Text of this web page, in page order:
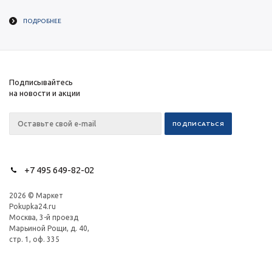
ПОДРОБНЕЕ
Подписывайтесь
на новости и акции
+7 495 649-82-02
2026 © Маркет
Pokupka24.ru
Москва, 3-й проезд
Марьиной Рощи, д. 40,
стр. 1, оф. 335